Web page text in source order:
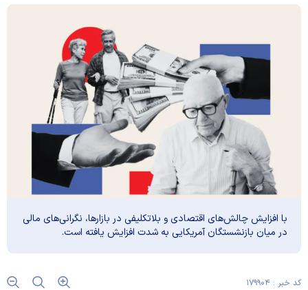
با افزایش چالش‌های اقتصادی و بلاتکلیفی در بازارها، نگرانی‌های مالی
در میان بازنشستگان آمریکایی به شدت افزایش یافته است.
کد خبر : ۱۷۹۹۰۴